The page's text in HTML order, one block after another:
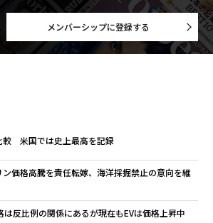
メンバーシップに登録する
較 米国では史上最高を記録
価格高騰を責任転嫁、海洋採掘禁止の意向を維
は反比例の関係にあるが現在もEVは価格上昇中